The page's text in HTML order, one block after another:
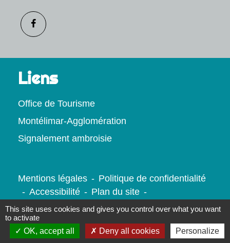
Liens
Office de Tourisme
Montélimar-Agglomération
Signalement ambroisie
Mentions légales - Politique de confidentialité
- Accessibilité - Plan du site -
Gestion des cookies
Site créé en partenariat avec Réseau des Communes
This site uses cookies and gives you control over what you want
to activate
OK, accept all
Deny all cookies Personalize